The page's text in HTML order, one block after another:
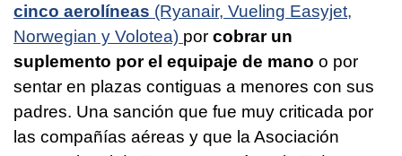
cinco aerolíneas (Ryanair, Vueling Easyjet,
Norwegian y Volotea) por cobrar un
suplemento por el equipaje de mano o por
sentar en plazas contiguas a menores con sus
padres. Una sanción que fue muy criticada por
las compañías aéreas y que la Asociación